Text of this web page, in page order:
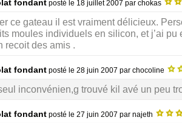
fondant posté le 18 juillet 2007 par chokas
ce gateau il est vraiment délicieux.
moules individuels en silicon, et j’ai pu
recoit des amis .
fondant posté le 28 juin 2007 par chocoline
inconvénien,g trouvé kil avé un peu
fondant posté le 27 juin 2007 par najeth